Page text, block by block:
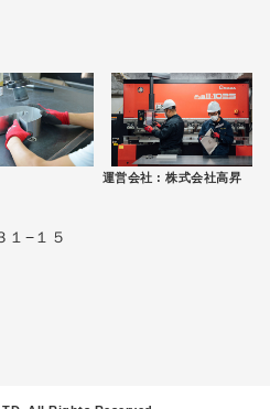
運営会社 : 株式会社高昇
１−１５